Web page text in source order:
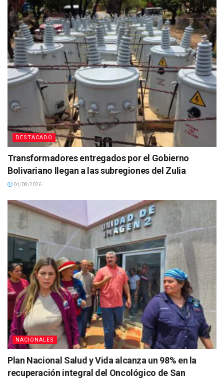
DESTACADO
Transformadores entregados por el Gobierno
Bolivariano llegan a las subregiones del Zulia
04/08/2026
NACIONALES
Plan Nacional Salud y Vida alcanza un 98% en la
recuperación integral del Oncológico de San